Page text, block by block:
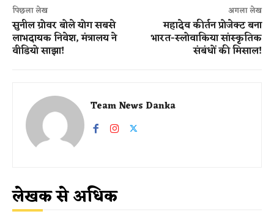
पिछला लेख
सुनील ग्रोवर बोले योग सबसे
लाभदायक निवेश, मंत्रालय ने
वीडियो साझा!
अगला लेख
महादेव कीर्तन प्रोजेक्ट बना
भारत-स्लोवाकिया सांस्कृतिक
संबंधों की मिसाल!
Team News Danka
लेखक से अधिक